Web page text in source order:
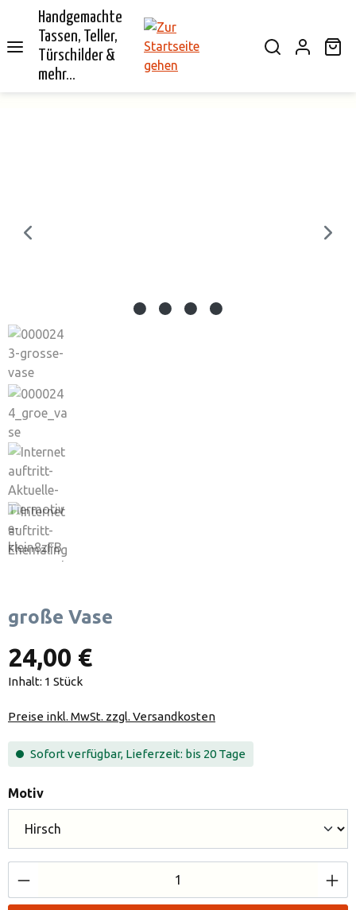
springen
Handgemachte
Tassen, Teller,
Türschilder &
mehr...
große Vase
24,00 €
Inhalt: 1 Stück
Preise inkl. MwSt. zzgl. Versandkosten
Sofort verfügbar, Lieferzeit: bis 20 Tage
Motivauswählen
Produkt Anzahl: Gib den gewünschten